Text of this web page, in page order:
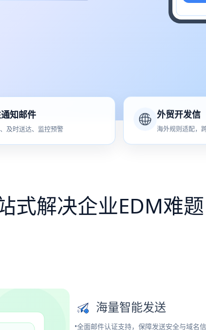
知邮件
及时送达、监控预警
外贸开发信
海外规则适配，
式解决企业EDM难题
海量智能发送
•全面邮件认证支持，保障发送安全与域名